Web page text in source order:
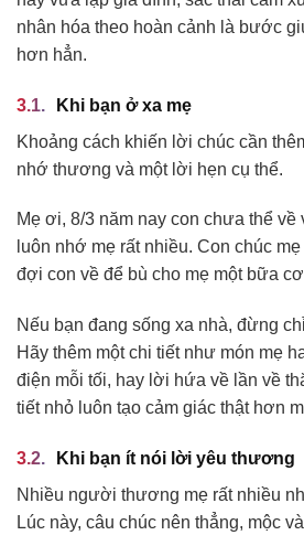
nhân hóa theo hoàn cảnh là bước
hơn hẳn.
Khi bạn ở xa mẹ
Khoảng cách khiến lời chúc cần
nhớ thương và một lời hẹn cụ thể.
Mẹ ơi, 8/3 năm nay con chưa thể
luôn nhớ mẹ rất nhiều. Con chúc
đợi con về để bù cho mẹ một bữa
Nếu bạn đang sống xa nhà, đừng
Hãy thêm một chi tiết như món mẹ
điện mỗi tối, hay lời hứa về lần về
tiết nhỏ luôn tạo cảm giác thật hơn
Khi bạn ít nói lời yêu thương
Nhiều người thương mẹ rất nhiều
Lúc này, câu chúc nên thẳng, mộc